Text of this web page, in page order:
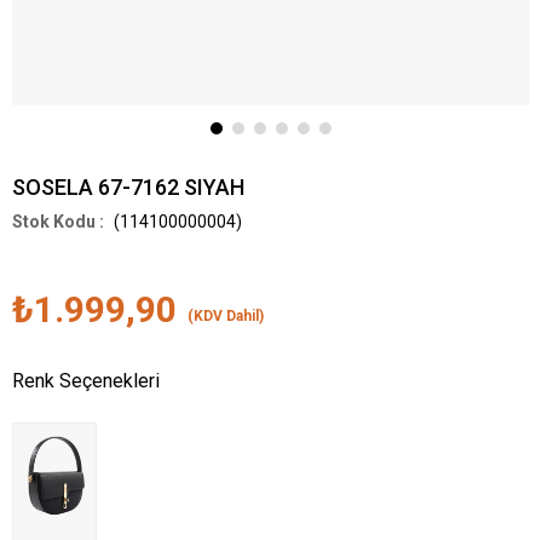
SOSELA 67-7162 SIYAH
(114100000004)
₺1.999,90 (KDV Dahil)
Renk Seçenekleri